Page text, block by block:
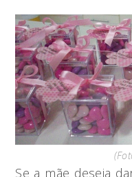
Se a mãe deseja